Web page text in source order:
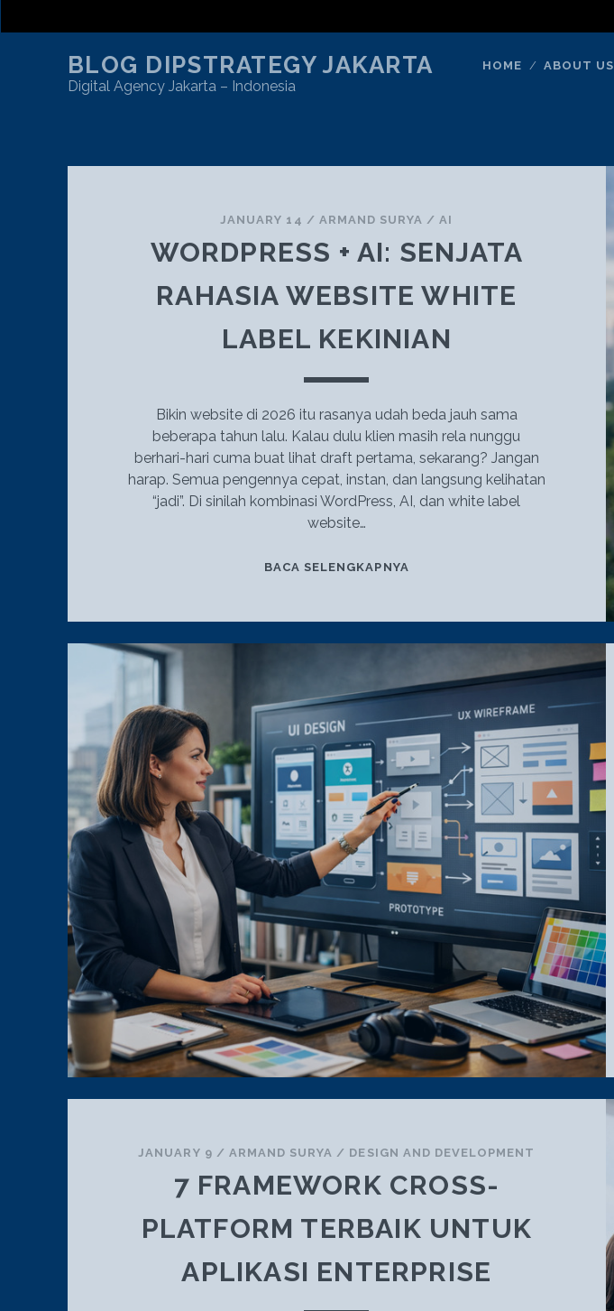
BLOG DIPSTRATEGY JAKARTA
Digital Agency Jakarta – Indonesia
HOME ABOUT US
JANUARY 14 / ARMAND SURYA /AI
WORDPRESS + AI: SENJATA
RAHASIA WEBSITE WHITE
LABEL KEKINIAN
Bikin website di 2026 itu rasanya udah beda jauh sama
beberapa tahun lalu. Kalau dulu klien masih rela nunggu
berhari-hari cuma buat lihat draft pertama, sekarang? Jangan
harap. Semua pengennya cepat, instan, dan langsung kelihatan
“jadi”. Di sinilah kombinasi WordPress, AI, dan white label
website…
BACA SELENGKAPNYA
WHITE
LABEL
KEKINIAN
JANUARY 9 / ARMAND SURYA / DESIGN AND DEVELOPMENT
7 FRAMEWORK CROSS-
PLATFORM TERBAIK UNTUK
APLIKASI ENTERPRISE